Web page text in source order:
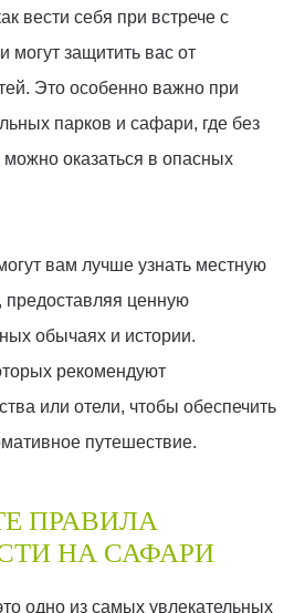
вести себя при встрече с
могут защитить вас от
Это особенно важно при
парков и сафари, где без
оказаться в опасных
вам лучше узнать местную
предоставляя ценную
обычаях и истории.
рекомендуют
или отели, чтобы обеспечить
путешествие.
ПРАВИЛА
НА САФАРИ
одно из самых увлекательных